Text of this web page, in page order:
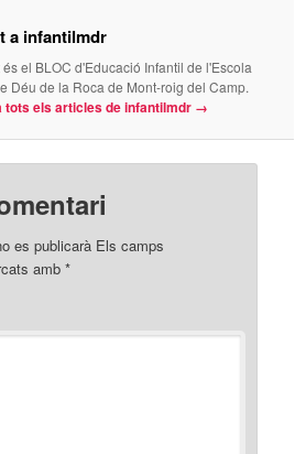
a infantilmdr
el BLOC d'Educació Infantil de l'Escola
Déu de la Roca de Mont-roig del Camp.
tots els articles de infantilmdr →
es publicarà Els camps
amb*